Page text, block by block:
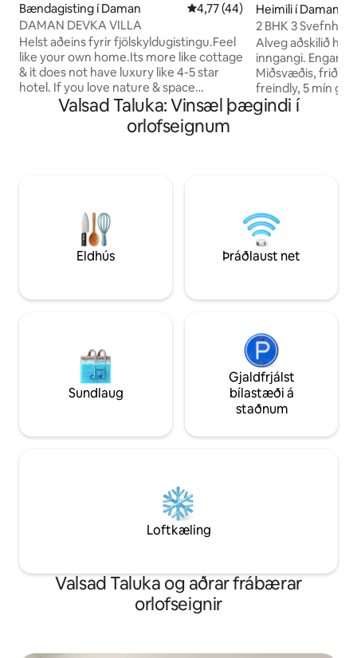
Bændagisting í Daman 4,77 af 5 í meðaleinkunn, 44
4,77 (44)
DAMAN DEVKA VILLA
Helst aðeins fyrir fjölskyldugistingu.Feel
like your own home.Its more like cottage
& it does not have luxury like 4-5 star
hotel. If you love nature & space
living,this is right place.Banglow is in
Devka behind hotel summer house &
near newly renovated beautiful devka
stöðum með eigin ökutæki eða leigðum
leigubíl. Endurgreiðanlegt tryggingarfé
sem nemur 5000 skyldubundnu.
Heimili í Daman
2 BHK 3
nálægt Devka-
Alveg aðskilið
inngangi. Engar
Miðsvæðis,
freindly, 5 mín
ströndinni. Sykur og te er til staðar í
eldhúsinu.
Staðsett í
ATHUGAÐU.
Valsad Taluka: Vinsæl þægindi í
orlofseignum
Eldhús Þráðlaust net
Sundlaug
Gjaldfrjálst
bílastæði á
staðnum
Loftkæling
Valsad Taluka og aðrar frábærar
orlofseignir